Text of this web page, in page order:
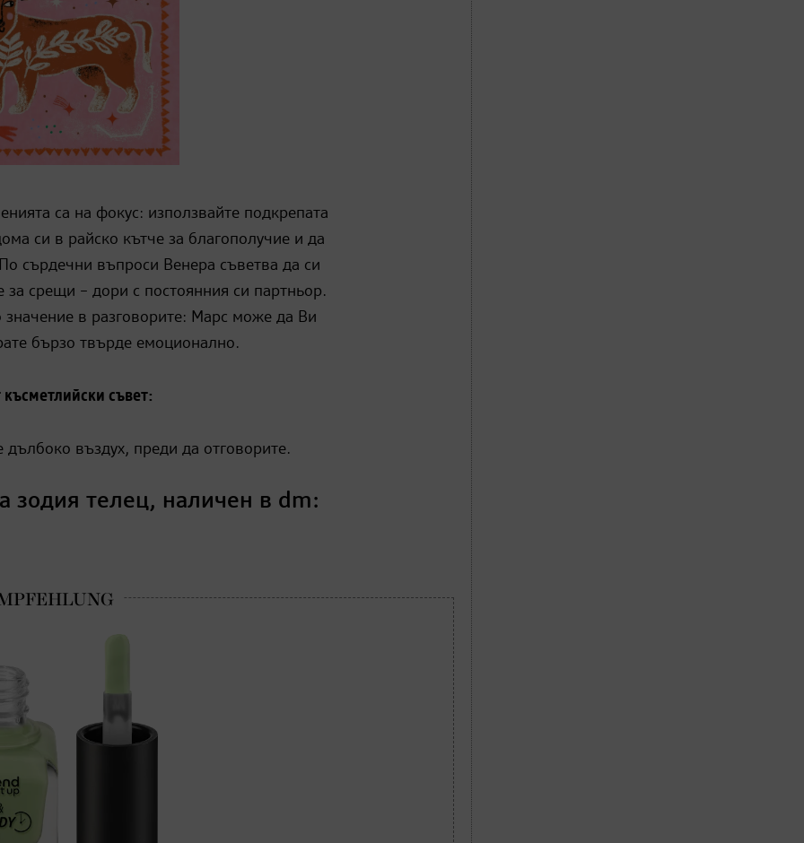
са на фокус: използвайте подкрепата
си в райско кътче за благополучие и да
сърдечни въпроси Венера съветва да си
срещи – дори с постоянния си партньор.
значение в разговорите: Марс може да Ви
бързо твърде емоционално.
съвет:
въздух, преди да отговорите.
зодия телец, наличен в dm: